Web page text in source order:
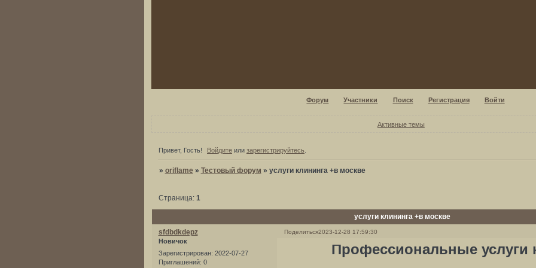
Форум Участники Поиск Регистрация Войти
Активные темы
Привет, Гость! Войдите или зарегистрируйтесь
» oriflame » Тестовый форум » услуги клининга +в москве
услуги клининга +в москве
Страница: 1
Поделиться2023-12-28 17:59:30
sfdbdkdepz
Новичок
Зарегистрирован: 2022-07-27
Приглашений: 0
Профессиональные услуги